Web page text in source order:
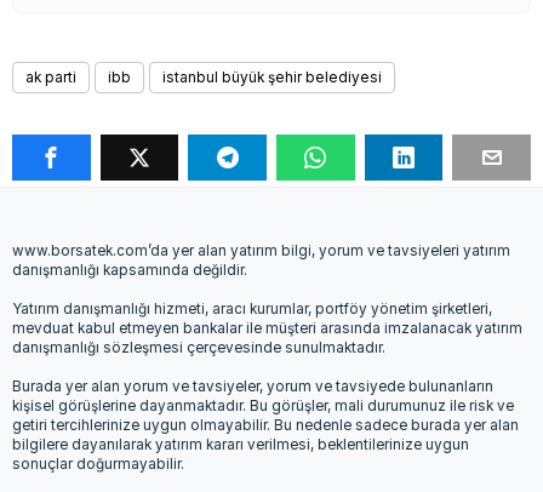
ak parti ibb istanbul büyük şehir belediyesi
www.borsatek.com’da yer alan yatırım bilgi, yorum ve tavsiyeleri yatırım
danışmanlığı kapsamında değildir.
Yatırım danışmanlığı hizmeti, aracı kurumlar, portföy yönetim şirketleri,
mevduat kabul etmeyen bankalar ile müşteri arasında imzalanacak yatırım
danışmanlığı sözleşmesi çerçevesinde sunulmaktadır.
Burada yer alan yorum ve tavsiyeler, yorum ve tavsiyede bulunanların
kişisel görüşlerine dayanmaktadır. Bu görüşler, mali durumunuz ile risk ve
getiri tercihlerinize uygun olmayabilir. Bu nedenle sadece burada yer alan
bilgilere dayanılarak yatırım kararı verilmesi, beklentilerinize uygun
sonuçlar doğurmayabilir.